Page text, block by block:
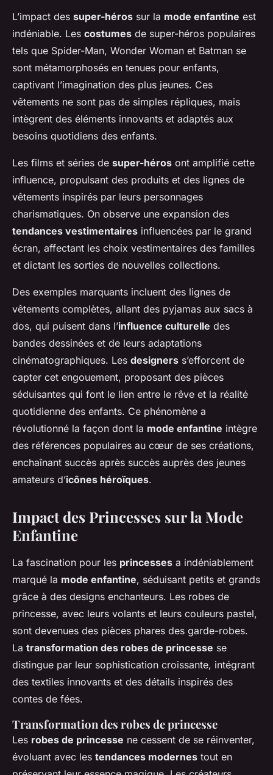
L’impact des super-héros sur la mode enfantine est
indéniable. Les costumes de super-héros populaires
tels que Spider-Man, Wonder Woman et Batman se
sont métamorphosés en tenues pour enfants,
captivant l’imagination des plus jeunes. Ces
vêtements ne sont pas de simples répliques, mais
intègrent des éléments innovants et adaptés aux
besoins quotidiens des enfants.
Les films et séries de super-héros ont amplifié cette
influence, propulsant des produits et des lignes de
vêtements inspirés par leurs personnages
charismatiques. On observe une expansion des
tendances vestimentaires influencées par le grand
écran, affectant les choix vestimentaires des familles
et dictant les sorties de nouvelles collections.
Des exemples marquants incluent des lignes de
vêtements complètes, allant des pyjamas aux sacs à
dos, qui puisent dans l’influence culturelle des
bandes dessinées et de leurs adaptations
cinématographiques. Les designers s’efforcent de
capter cet engouement, proposant des pièces
séduisantes qui font le lien entre le rêve et la réalité
quotidienne des enfants. Ce phénomène a
révolutionné la façon dont la mode enfantine intègre
des références populaires au cœur de ses créations,
enchaînant succès après succès auprès des jeunes
amateurs d’icônes héroïques.
Impact des Princesses sur la Mode
Enfantine
La fascination pour les princesses a indéniablement
marqué la mode enfantine, séduisant petits et grands
grâce à des designs enchanteurs. Les robes de
princesse, avec leurs volants et leurs couleurs pastel,
sont devenues des pièces phares des garde-robes.
La transformation des robes de princesse se
distingue par leur sophistication croissante, intégrant
des textiles innovants et des détails inspirés des
contes de fées.
Transformation des robes de princesse
Les robes de princesse ne cessent de se réinventer,
évoluant avec les tendances modernes tout en